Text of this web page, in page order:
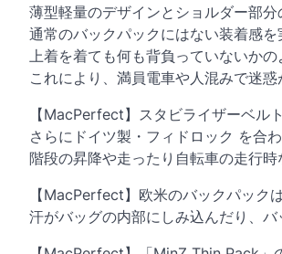
薄型軽量のデザインとショルダー部分
通常のバックパックにはない装着感を
上着を着ても何も背負っていないかの
これにより、満員電車や人混みで迷
【MacPerfect】スタビライザーベル
さらにドイツ製・フィドロック を合
階段の昇降や走ったり自転車の走行
【MacPerfect】欧米のバックパック
汗がバッグの内部にしみ込んだり、